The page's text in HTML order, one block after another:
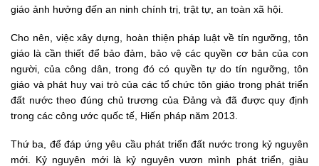
giáo ảnh hưởng đến an ninh chính trị, trật tự, an toàn xã hội.
Cho nên, việc xây dựng, hoàn thiện pháp luật về tín ngưỡng, tôn
giáo là cần thiết để bảo đảm, bảo vệ các quyền cơ bản của con
người, của công dân, trong đó có quyền tự do tín ngưỡng, tôn
giáo và phát huy vai trò của các tổ chức tôn giáo trong phát triển
đất nước theo đúng chủ trương của Đảng và đã được quy định
trong các công ước quốc tế, Hiến pháp năm 2013.
Thứ ba, để đáp ứng yêu cầu phát triển đất nước trong kỷ nguyên
mới. Kỷ nguyên mới là kỷ nguyên vươn mình phát triển, giàu